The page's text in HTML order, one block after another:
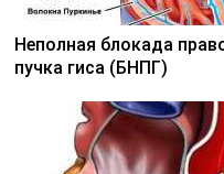
Неполная блокада
пучка гиса (БНПГ)